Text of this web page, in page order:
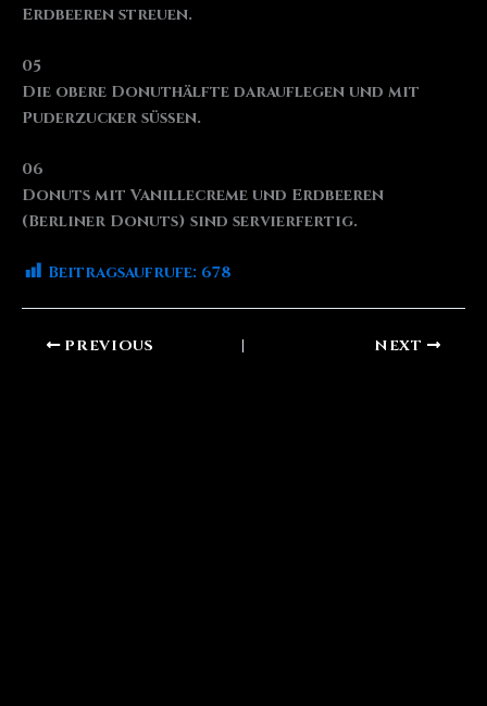
Erdbeeren streuen.
05
Die obere Donuthälfte darauflegen und mit
Puderzucker süßen.
06
Donuts mit Vanillecreme und Erdbeeren
(Berliner Donuts) sind servierfertig.
Beitragsaufrufe: 678
PREVIOUS NEXT